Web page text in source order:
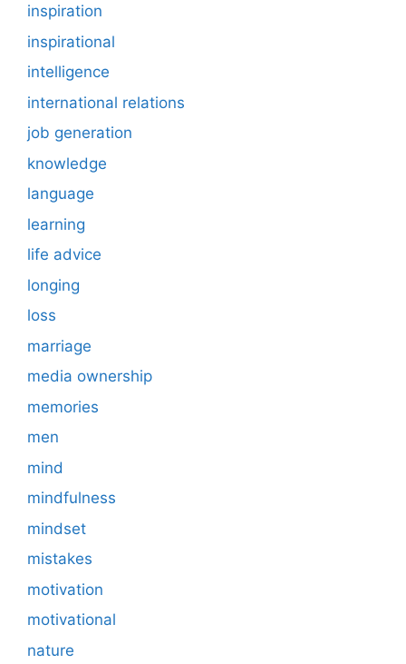
inspiration
inspirational
intelligence
international relations
job generation
knowledge
language
learning
life advice
longing
loss
marriage
media ownership
memories
men
mind
mindfulness
mindset
mistakes
motivation
motivational
nature